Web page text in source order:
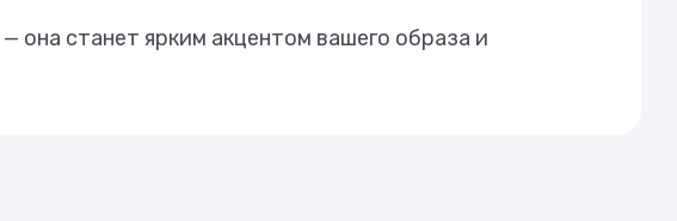
— она станет ярким акцентом вашего образа и